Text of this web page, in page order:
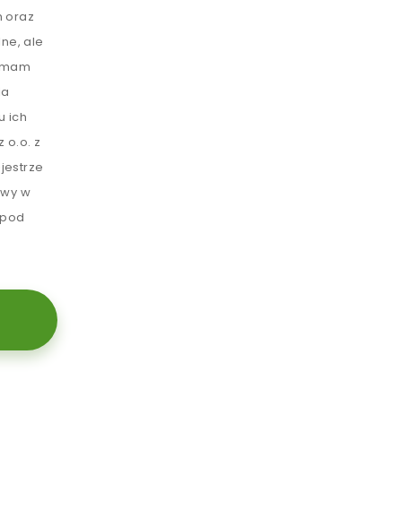
oraz
ale
ich
o.o. z
w